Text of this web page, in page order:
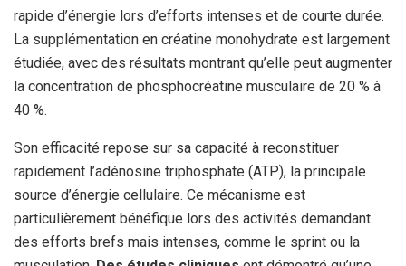
rapide d’énergie lors d’efforts intenses et de courte durée.
La supplémentation en créatine monohydrate est largement
étudiée, avec des résultats montrant qu’elle peut augmenter
la concentration de phosphocréatine musculaire de 20 % à
40 %.
Son efficacité repose sur sa capacité à reconstituer
rapidement l’adénosine triphosphate (ATP), la principale
source d’énergie cellulaire. Ce mécanisme est
particulièrement bénéfique lors des activités demandant
des efforts brefs mais intenses, comme le sprint ou la